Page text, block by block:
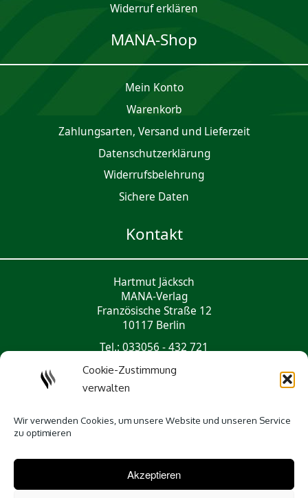
Cookie-Zustimmung
verwalten
Wir verwenden Cookies, um unsere Website und unseren Service
zu optimieren
Akzeptieren
Widerruf erklären
MANA-Shop
Mein Konto
Waren­korb
Zahlungsarten, Versand und Lieferzeit
Daten­schutz­er­klärung
Widerrufsbelehrung
Sichere Daten
Kontakt
Hartmut Jäcksch
MANA-Verlag
Französische Straße 12
10117 Berlin
Tel.: 033056 - 432 721
Social Media